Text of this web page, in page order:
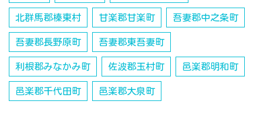
北群馬郡榛東村 甘楽郡甘楽町 吾妻郡中之条町
吾妻郡長野原町 吾妻郡東吾妻町
利根郡みなかみ町 佐波郡玉村町 邑楽郡明和町
邑楽郡千代田町 邑楽郡大泉町